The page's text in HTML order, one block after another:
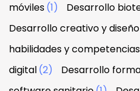
móviles(1) Desarrollo
Desarrollo creativo y diseño
habilidades y
digital(2) Desarrollo